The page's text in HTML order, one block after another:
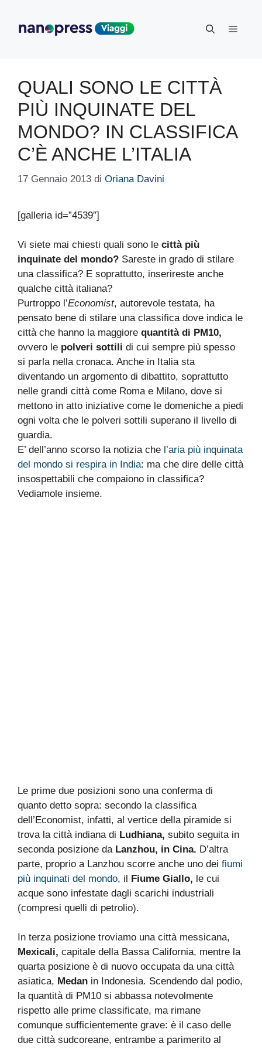
contenuto
Menu
QUALI SONO LE CITTÀ
PIÙ INQUINATE DEL
MONDO? IN CLASSIFICA
C’È ANCHE L’ITALIA
17 Gennaio 2013 di Oriana Davini
[galleria id=”4539″]
Vi siete mai chiesti quali sono le città più
inquinate del mondo? Sareste in grado di stilare
una classifica? E soprattutto, inserireste anche
qualche città italiana?
Purtroppo l’Economist, autorevole testata, ha
pensato bene di stilare una classifica dove indica le
città che hanno la maggiore quantità di PM10,
ovvero le polveri sottili di cui sempre più spesso
si parla nella cronaca. Anche in Italia sta
diventando un argomento di dibattito, soprattutto
nelle grandi città come Roma e Milano, dove si
mettono in atto iniziative come le domeniche a piedi
ogni volta che le polveri sottili superano il livello di
guardia.
E’ dell’anno scorso la notizia che l’aria più inquinata
del mondo si respira in India: ma che dire delle città
insospettabili che compaiono in classifica?
Vediamole insieme.
Le prime due posizioni sono una conferma di
quanto detto sopra: secondo la classifica
dell’Economist, infatti, al vertice della piramide si
trova la città indiana di Ludhiana, subito seguita in
seconda posizione da Lanzhou, in Cina. D’altra
parte, proprio a Lanzhou scorre anche uno dei fiumi
più inquinati del mondo, il Fiume Giallo, le cui
acque sono infestate dagli scarichi industriali
(compresi quelli di petrolio).
In terza posizione troviamo una città messicana,
Mexicali, capitale della Bassa California, mentre la
quarta posizione è di nuovo occupata da una città
asiatica, Medan in Indonesia. Scendendo dal podio,
la quantità di PM10 si abbassa notevolmente
rispetto alle prime classificate, ma rimane
comunque sufficientemente grave: è il caso delle
due città sudcoreane, entrambe a parimerito al